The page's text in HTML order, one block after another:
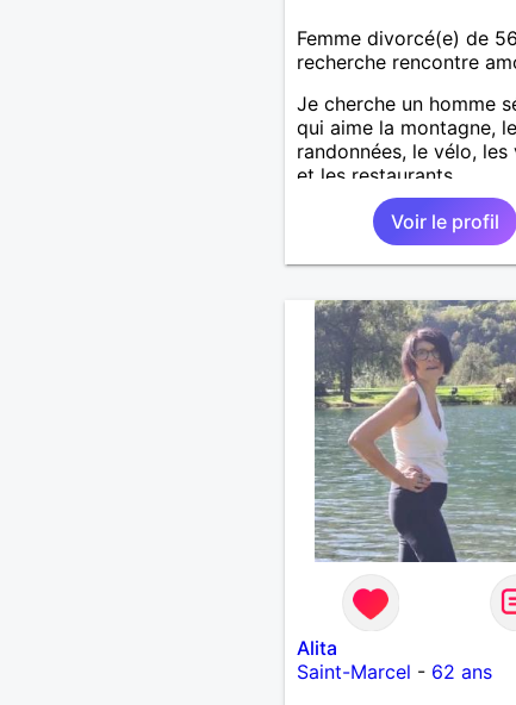
Femme divorcé(e) de
recherche rencontre
Je cherche un homme
qui aime la montagne,
randonnées, le vélo, les
et les restaurants.
Voir le profil
Alita
Saint-Marcel - 62 ans